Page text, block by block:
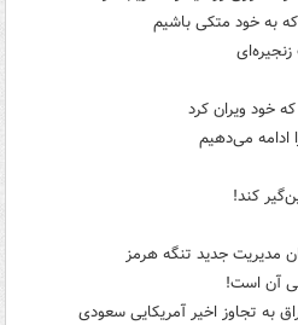
به خود متکی باشیم
خود ویران کرد
ادامه می‌دهیم
کند!
مدیریت جدید تنگه هرمز
آن است!
به تجاوز اخیر آمریکایی سعودی